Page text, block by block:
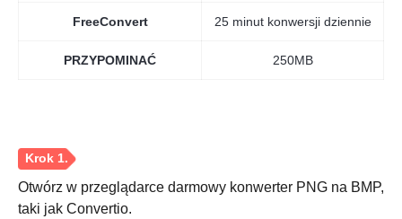
FreeConvert 25 minut konwersji dziennie
PRZYPOMINAĆ 250MB
Otwórz w przeglądarce darmowy konwerter PNG na BMP,
taki jak Convertio.